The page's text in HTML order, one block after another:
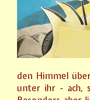
den Himmel
unter ihr - ach,